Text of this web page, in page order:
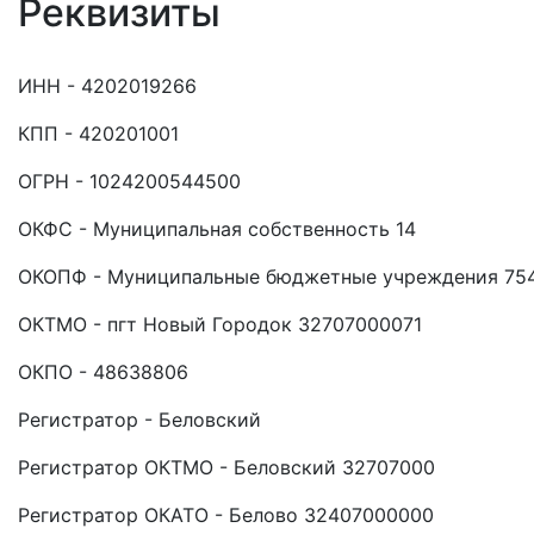
Реквизиты
ИНН - 4202019266
КПП - 420201001
ОГРН - 1024200544500
ОКФС - Муниципальная собственность 14
ОКОПФ - Муниципальные бюджетные учреждения
ОКТМО - пгт Новый Городок 32707000071
ОКПО - 48638806
Регистратор - Беловский
Регистратор ОКТМО - Беловский 32707000
Регистратор ОКАТО - Белово 32407000000